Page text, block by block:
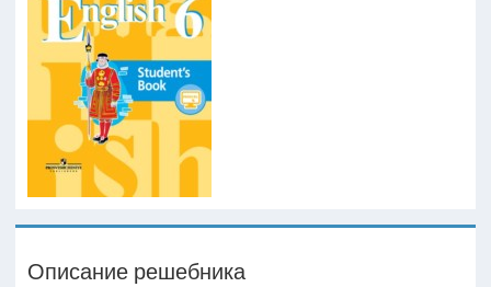
Описание решебника